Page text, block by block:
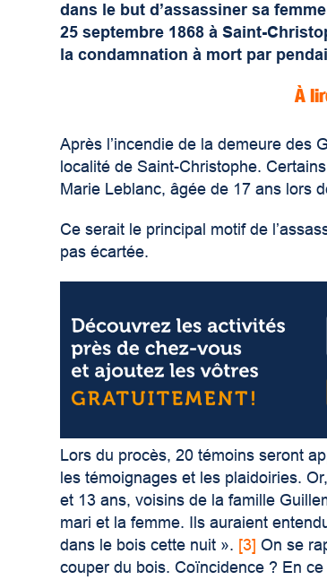
dans le but d’assassiner sa
25 septembre 1868 à Saint-
la condamnation à mort par
À
Après l’incendie de la demeure des
localité de Saint-Christophe.
Marie Leblanc, âgée de 17 ans lors
Ce serait le principal motif de
pas écartée.
Lors du procès, 20 témoins seront
les témoignages et les plaidoiries.
et 13 ans, voisins de la famille
mari et la femme. Ils auraient
dans le bois cette nuit ». [3] On se
couper du bois. Coïncidence ? En